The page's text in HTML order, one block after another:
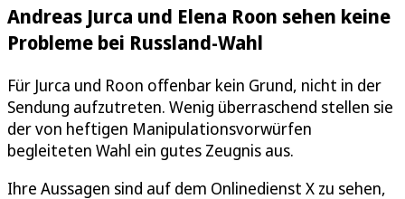
Andreas Jurca und Elena Roon sehen keine
Probleme bei Russland-Wahl
Für Jurca und Roon offenbar kein Grund, nicht in der
Sendung aufzutreten. Wenig überraschend stellen sie
der von heftigen Manipulationsvorwürfen
begleiteten Wahl ein gutes Zeugnis aus.
Ihre Aussagen sind auf dem Onlinedienst X zu sehen,